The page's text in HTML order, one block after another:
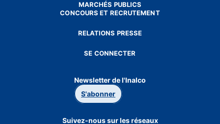
MARCHÉS PUBLICS
CONCOURS ET RECRUTEMENT
RELATIONS PRESSE
SE CONNECTER
Newsletter de l'Inalco
S'abonner
Suivez-nous sur les réseaux